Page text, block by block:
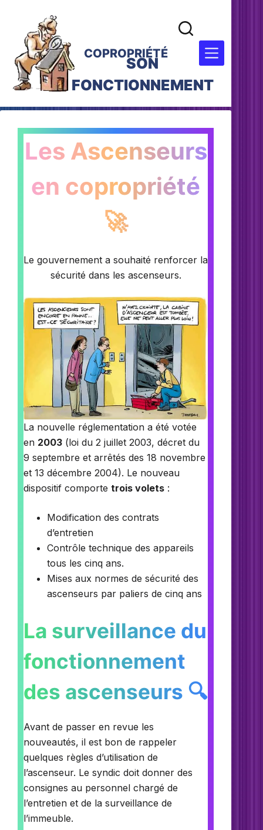
COPROPRIÉTÉ
SON
FONCTIONNEMENT
Les Ascenseurs
en copropriété
🚀
Le gouvernement a souhaité renforcer la
sécurité dans les ascenseurs.
La nouvelle réglementation a été votée
en 2003 (loi du 2 juillet 2003, décret du
9 septembre et arrêtés des 18 novembre
et 13 décembre 2004). Le nouveau
dispositif comporte trois volets :
Modification des contrats
d’entretien
Contrôle technique des appareils
tous les cinq ans.
Mises aux normes de sécurité des
ascenseurs par paliers de cinq ans
La surveillance du
fonctionnement
des ascenseurs 🔍
Avant de passer en revue les
nouveautés, il est bon de rappeler
quelques règles d’utilisation de
l’ascenseur. Le syndic doit donner des
consignes au personnel chargé de
l’entretien et de la surveillance de
l’immeuble.